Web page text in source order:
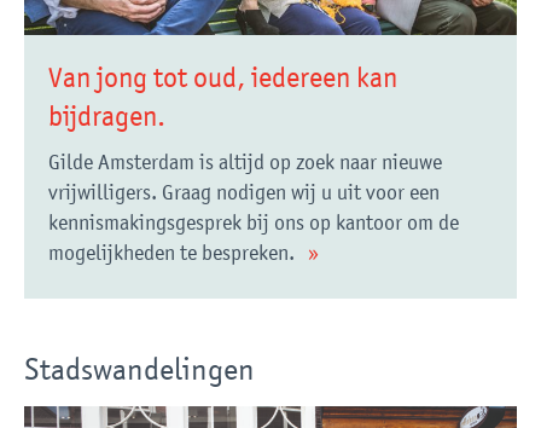
Van jong tot oud, iedereen kan
bijdragen.
Gilde Amsterdam is altijd op zoek naar nieuwe
vrijwilligers. Graag nodigen wij u uit voor een
kennismakingsgesprek bij ons op kantoor om de
mogelijkheden te bespreken.
Stadswandelingen